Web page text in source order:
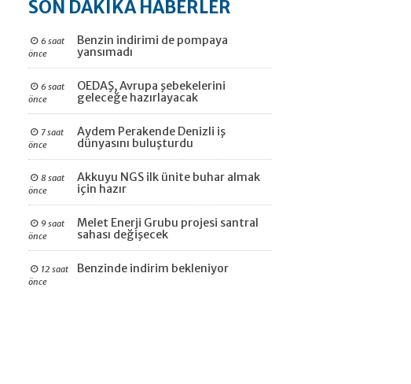
SON DAKİKA HABERLER
6 saat
önce
Benzin indirimi de pompaya
yansımadı
6 saat
önce
OEDAŞ, Avrupa şebekelerini
geleceğe hazırlayacak
7 saat
önce
Aydem Perakende Denizli iş
dünyasını buluşturdu
8 saat
önce
Akkuyu NGS ilk ünite buhar almak
için hazır
9 saat
önce
Melet Enerji Grubu projesi santral
sahası değişecek
12 saat
önce
Benzinde indirim bekleniyor